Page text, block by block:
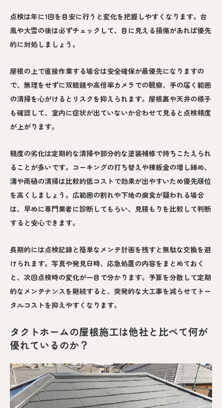
点検は年に1回を目安に行うと変化を把握しやすくなります。台
風や大雪の後は必ずチェックして、目に見える損傷があれば優先
的に対処しましょう。
屋根の上で直接作業する場合は安全確保が最優先になりますの
で、無理をせずに双眼鏡や高倍率カメラでの観察、手の届く範囲
の清掃を心がけるとリスクを抑えられます。屋根裏や天井の様子
も確認して、室内に症状が出ていないか合わせて見ると点検精度
が上がります。
軽度の劣化は定期的な清掃や部分的な塗装補修で持ちこたえられ
ることが多いです。コーキングの打ち替えや棟板金の増し締め、
溝や雨樋の清掃は比較的低コストで効果が出やすいため優先順位
を高くしましょう。広範囲の割れや下地の腐食が疑われる場合
は、早めに専門業者に診断してもらい、見積もりを比較して判断
すると安心できます。
長期的には点検記録と簡単なメンテ計画を残すと無駄な交換を避
けられます。写真や発見日時、応急処置の内容をまとめておく
と、次回点検時の変化が一目で分かります。予算を分散して定期
的なメンテナンスを継続すると、突発的な大工事を減らせてトー
タルコストを抑えやすくなります。
タクトホームの屋根施工は他社と比べて何が
優れているのか？